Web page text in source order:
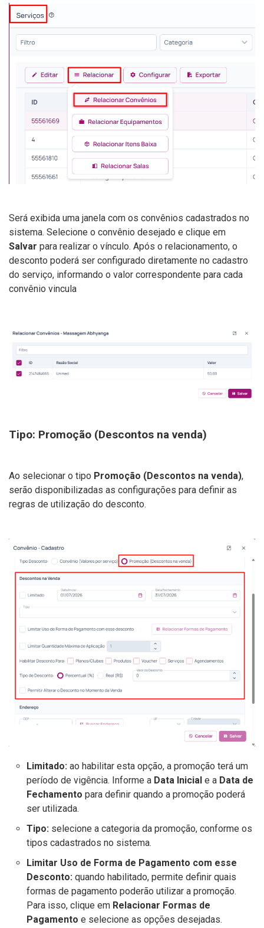
Será exibida uma janela com os convênios cadastrados no
sistema. Selecione o convênio desejado e clique em
Salvar para realizar o vínculo. Após o relacionamento, o
desconto poderá ser configurado diretamente no cadastro
do serviço, informando o valor correspondente para cada
convênio vincula
Tipo: Promoção (Descontos na venda)
Ao selecionar o tipo Promoção (Descontos na venda),
serão disponibilizadas as configurações para definir as
regras de utilização do desconto.
Limitado: ao habilitar esta opção, a promoção terá um
período de vigência. Informe a Data Inicial e a Data de
Fechamento para definir quando a promoção poderá
ser utilizada.
Tipo: selecione a categoria da promoção, conforme os
tipos cadastrados no sistema.
Limitar Uso de Forma de Pagamento com esse
Desconto: quando habilitado, permite definir quais
formas de pagamento poderão utilizar a promoção.
Para isso, clique em Relacionar Formas de
Pagamento e selecione as opções desejadas.